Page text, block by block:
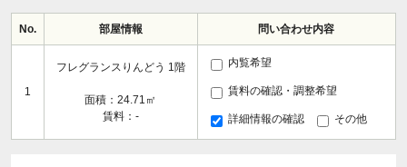
No. 部屋情報 問い合わせ内容
1
フレグランスりんどう 1階
面積：24.71㎡
賃料：-
内覧希望
賃料の確認・調整希望
詳細情報の確認 その他